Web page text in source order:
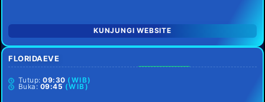
KUNJUNGI WEBSITE
FLORIDAEVE
Tutup:09:30 (WIB)
Buka: 09:45 (WIB)